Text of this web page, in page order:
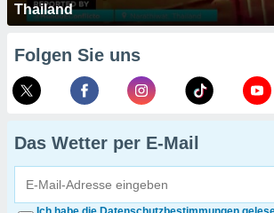
Thailand
Folgen Sie uns
Das Wetter per E-Mail